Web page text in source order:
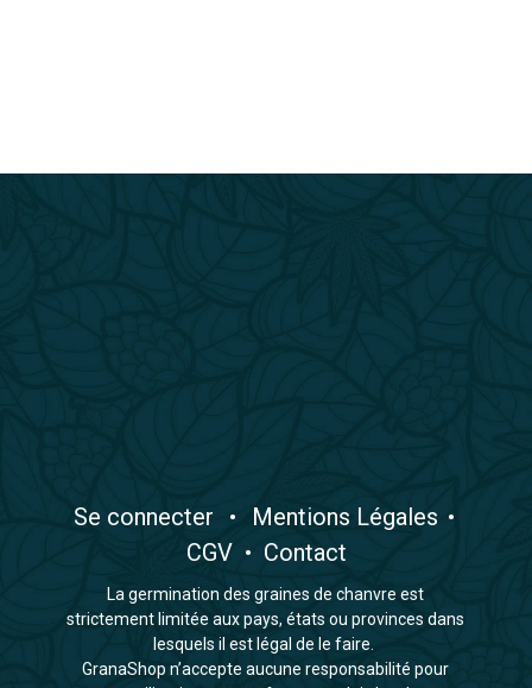
​Se connecter • ​Mentions Légales •
CGV• Contact
La germination des graines de chanvre est
strictement limitée aux pays, états ou provinces dans
lesquels il est légal de le faire.
GranaShop n’accepte aucune responsabilité pour